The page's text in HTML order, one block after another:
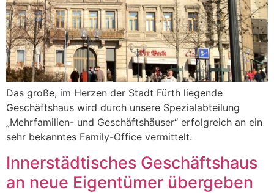
Das große, im Herzen der Stadt Fürth liegende
Geschäftshaus wird durch unsere Spezialabteilung
„Mehrfamilien- und Geschäftshäuser“ erfolgreich an ein
sehr bekanntes Family-Office vermittelt.
Innerstädtisches Geschäftshaus
an neue Eigentümer übergeben